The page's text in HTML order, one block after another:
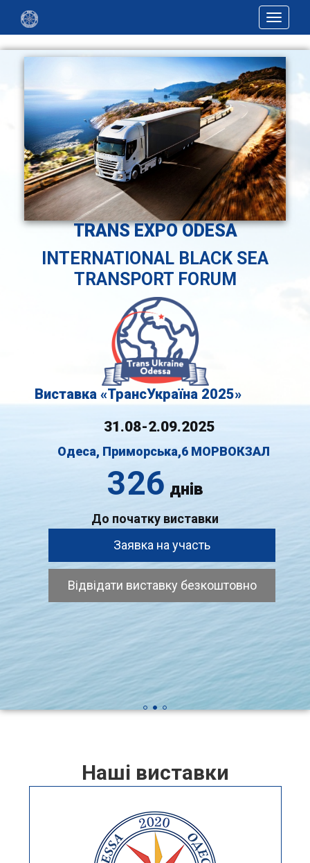
Toggle
TRANS EXPO ODESA
INTERNATIONAL BLACK SEA
TRANSPORT FORUM
Виставка "ТрансРейл Україна 2025"
22.09.2025
Одеса, Приморська,6 МОРВОКЗАЛ
326 днів
До початку виставки
Заявка на участь
Відвідати виставку безкоштовно
Нашi виставки